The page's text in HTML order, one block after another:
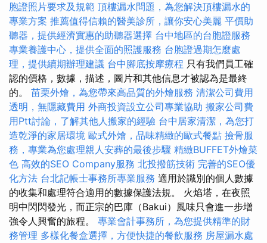
胞證照片要求及規範 頂樓漏水問題，為您解決頂樓漏水的
專業方案 推薦值得信賴的醫美診所，讓你安心美麗 平價助
聽器，提供經濟實惠的助聽器選擇 台中地區的台胞證服務
專業養護中心，提供全面的照護服務 台胞證過期怎麼處
理，提供續期辦理建議 台中腳底按摩療程 只有我們員工確
認的價格，數據，描述，圖片和其他信息才被認為是最終
的。 苗栗外燴，為您帶來高品質的外燴服務 清潔公司費用
透明，無隱藏費用 外商投資設立公司專業協助 搬家公司費
用Ptt討論，了解其他人搬家的經驗 台中居家清潔，為您打
造乾淨的家居環境 歐式外燴，品味精緻的歐式餐點 撿骨服
務，專業為您處理親人安葬的最後步驟 精緻BUFFET外燴菜
色 高效的SEO Company服務 北投撥筋技術 完善的SEO優
化方法 台北記帳士事務所專業服務 適用於識別的個人數據
的收集和處理符合適用的數據保護法規。 火焰塔，在夜照
明中閃閃發光，而正宗的巴庫（Bakui）風味只會進一步增
強令人興奮的旅程。 專業會計事務所，為您提供精準的財
務管理 多樣化餐盒選擇，方便快捷的餐飲服務 房屋漏水處